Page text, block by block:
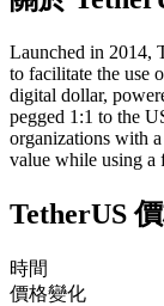
Launched in 2014,
to facilitate the use
digital dollar,
pegged 1:1 to the
organizations with
value while using a
TetherUS
時間
價格變化